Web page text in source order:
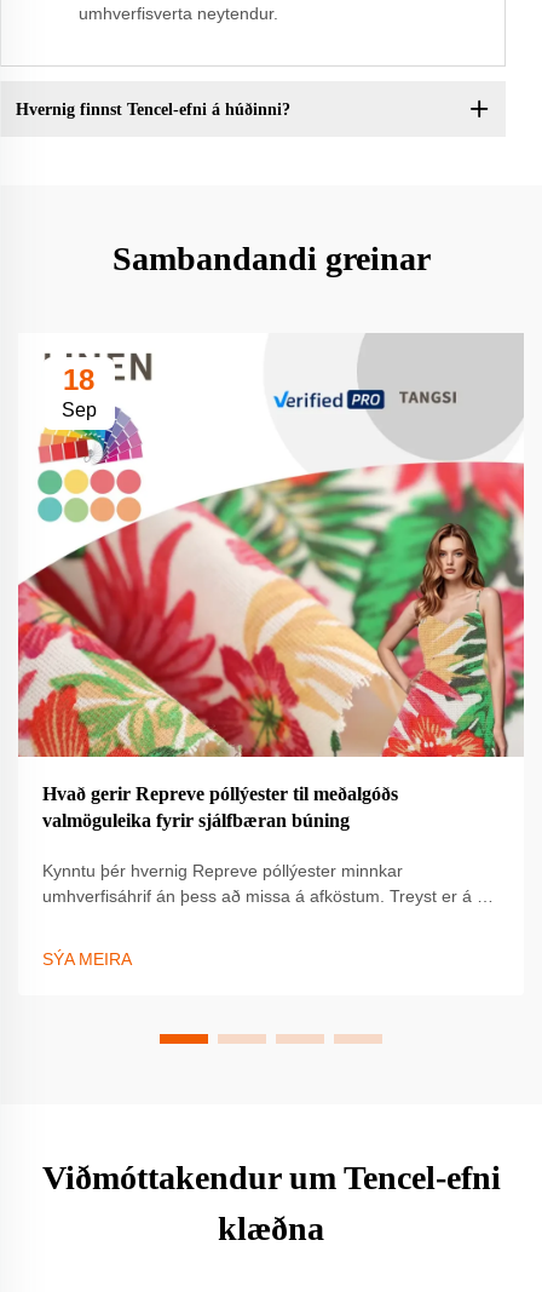
umhverfisverta neytendur.
Hvernig finnst Tencel-efni á húðinni?
Sambandandi greinar
18
Sep
Hvað gerir Repreve póllýester til meðalgóðs
valmöguleika fyrir sjálfbæran búning
Kynntu þér hvernig Repreve póllýester minnkar
umhverfisáhrif án þess að missa á afköstum. Treyst er á af
meira.
SÝA MEIRA
Viðmóttakendur um Tencel-efni
klæðna